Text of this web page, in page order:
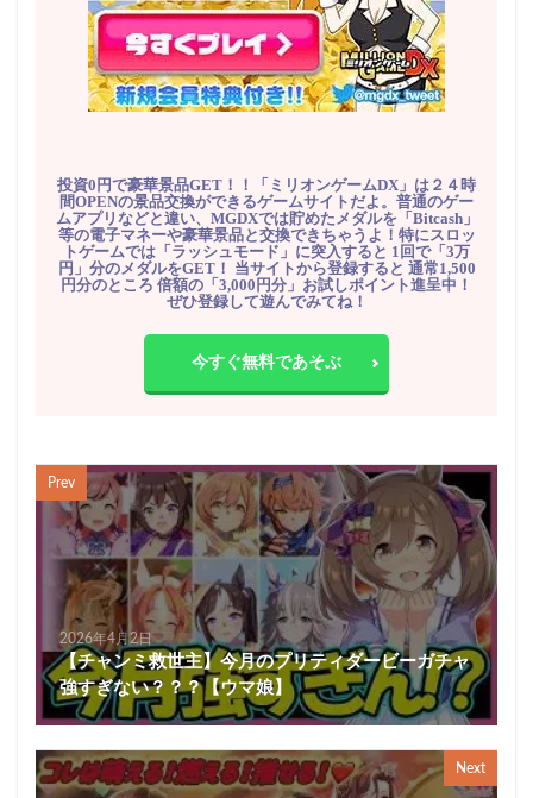
投資0円で豪華景品GET！！「ミリオンゲームDX」は２４時
間OPENの景品交換ができるゲームサイトだよ。普通のゲー
ムアプリなどと違い、MGDXでは貯めたメダルを「Bitcash」
等の電子マネーや豪華景品と交換できちゃうよ！特にスロッ
トゲームでは「ラッシュモード」に突入すると 1回で「3万
円」分のメダルをGET！ 当サイトから登録すると 通常1,500
円分のところ 倍額の「3,000円分」お試しポイント進呈中！
ぜひ登録して遊んでみてね！
今すぐ無料であそぶ
Prev
2026年4月2日
【チャンミ救世主】今月のプリティダービーガチャ
強すぎない？？？【ウマ娘】
Next